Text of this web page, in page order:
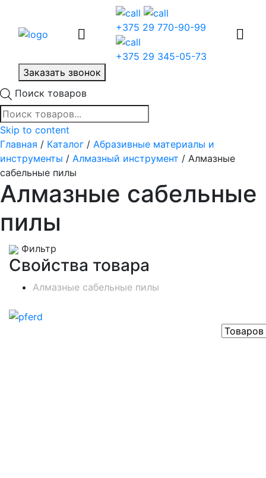
+375 29 770-90-99
+375 29 345-05-73
Заказать звонок
Поиск товаров
Skip to content
Главная / Каталог / Абразивные материалы и
инструменты / Алмазный инструмент / Алмазные
сабельные пилы
Алмазные сабельные
пилы
Фильтр
Свойства товара
Алмазные сабельные пилы